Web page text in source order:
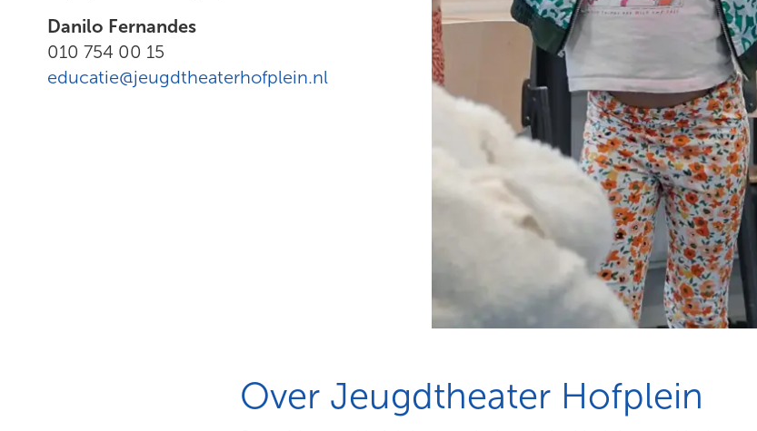
Danilo Fernandes
010 754 00 15
educatie@jeugdtheaterhofplein.nl
Over Jeugdtheater Hofplein